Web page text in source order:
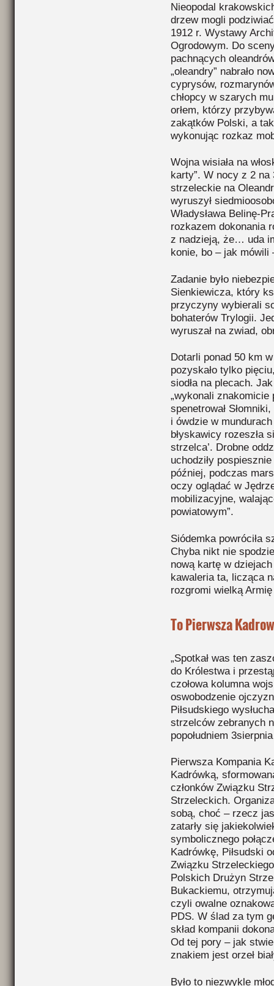
Nieopodal
drzew mogli
1912 r. Wystawy
Ogrodowym. Do
pachnących
„oleandry” nabrało
cyprysów,
chłopcy w szarych
orłem, którzy
zakątków Polski, a
wykonując rozkaz
Wojna wisiała na
karty”. W nocy z 2 na
strzeleckie na
wyruszył
Władysława Belinę-
rozkazem dokonania
z nadzieją, że… uda
konie, bo – jak mówili
Zadanie było
Sienkiewicza, który
przyczyny wybierali
bohaterów Trylogii.
wyruszał na zwiad,
Dotarli ponad 50 km
pozyskało tylko
siodła na plecach.
„wykonali znakomicie
spenetrował
i ówdzie w
błyskawicy rozeszła
strzelca’. Drobne
uchodziły
później, podczas
oczy oglądać w
mobilizacyjne,
powiatowym”.
Siódemka powróciła
Chyba nikt nie
nową kartę w
kawaleria ta, licząca
rozgromi wielką
To Pierwsza
„Spotkał was ten
do Królestwa i
czołowa kolumna
oswobodzenie
Piłsudskiego
strzelców zebranych
popołudniem
Pierwsza Kompania
Kadrówką,
członków Związku
Strzeleckich.
sobą, choć – rzecz
zatarły się
symbolicznego
Kadrówkę, Piłsudski
Związku
Polskich Drużyn
Bukackiemu,
czyli owalne
PDS. W ślad za tym
skład kompanii
Od tej pory – jak
znakiem jest orzeł
Było to niezwykle